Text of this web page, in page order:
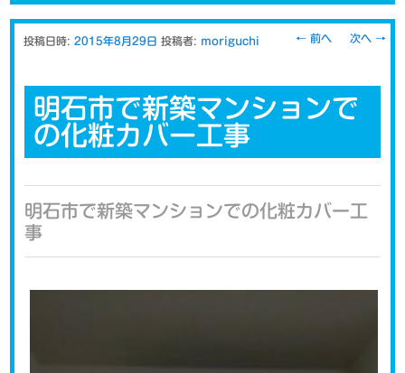
投稿ナビゲー
←前へ 次へ →
明石市で新築マンションで
の化粧カバー工事
投稿日時:2015年8月29日 投稿者: moriguchi
明石市で新築マンションでの化粧カバー工
事